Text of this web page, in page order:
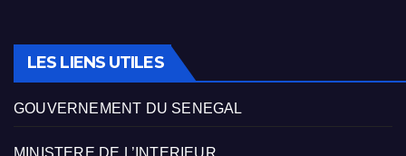
LES LIENS UTILES
GOUVERNEMENT DU SENEGAL
MINISTERE DE L’INTERIEUR